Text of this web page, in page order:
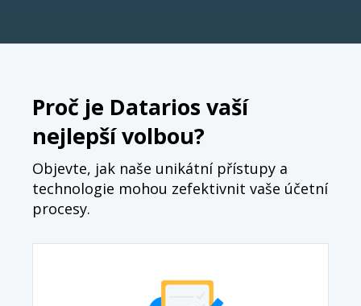
Proč je Datarios vaší
nejlepší volbou?
Objevte, jak naše unikátní přístupy a
technologie mohou zefektivnit vaše účetní
procesy.